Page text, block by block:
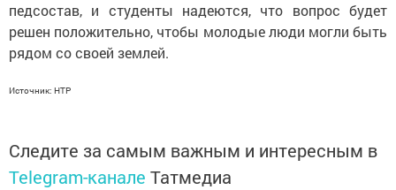
педсостав, и студенты надеются, что вопрос будет
решен положительно, чтобы молодые люди могли быть
рядом со своей землей.
Источник: НТР
Следите за самым важным и интересным в
Telegram-канале Татмедиа